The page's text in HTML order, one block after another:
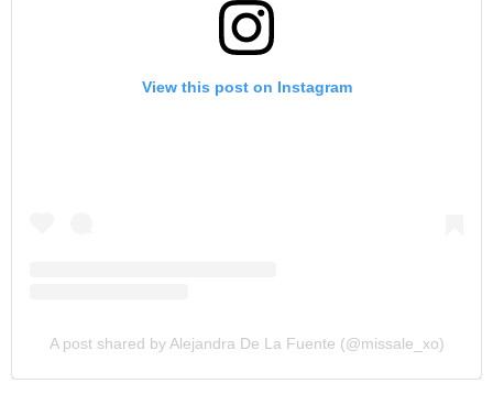
View this post on Instagram
A post shared by Alejandra De La Fuente (@missale_xo)